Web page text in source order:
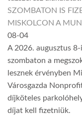
SZOMBATON IS
MISKOLCON A
08-04
A 2026. augusztus
szombaton a
lesznek érvényben
Városgazda
díjköteles
díjat kell fizetniük.